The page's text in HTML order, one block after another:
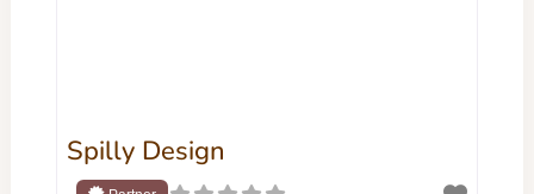
Spilly Design